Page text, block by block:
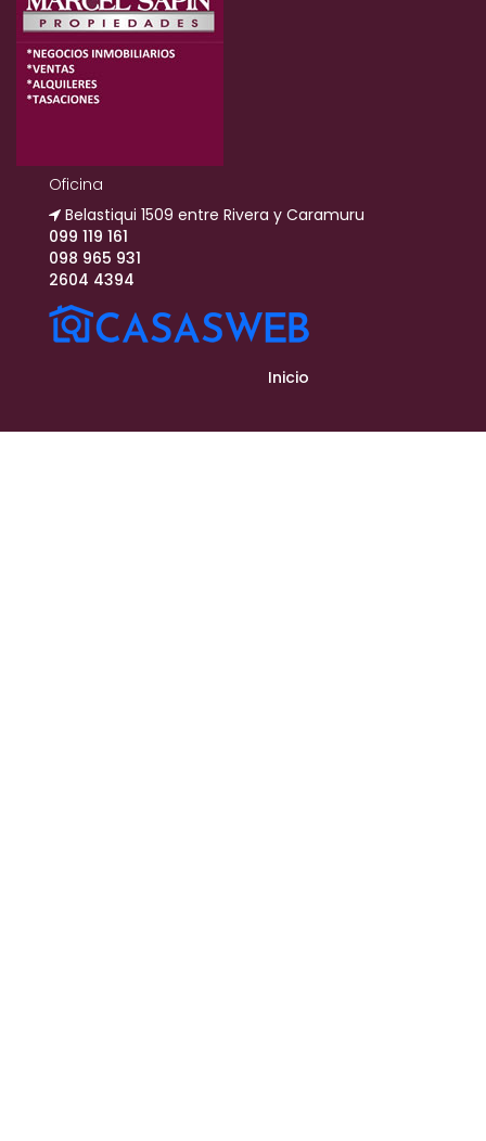
Oficina
Belastiqui 1509 entre Rivera y Caramuru
099 119 161
098 965 931
2604 4394
Inicio